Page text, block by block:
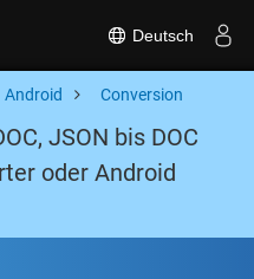
Deutsch
Android Conversion
JSON bis DOC
oder Android